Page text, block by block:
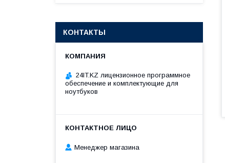
КОНТАКТЫ
24IT.KZ лицензионное программное
обеспечение и комплектующие для
ноутбуков
Менеджер магазина